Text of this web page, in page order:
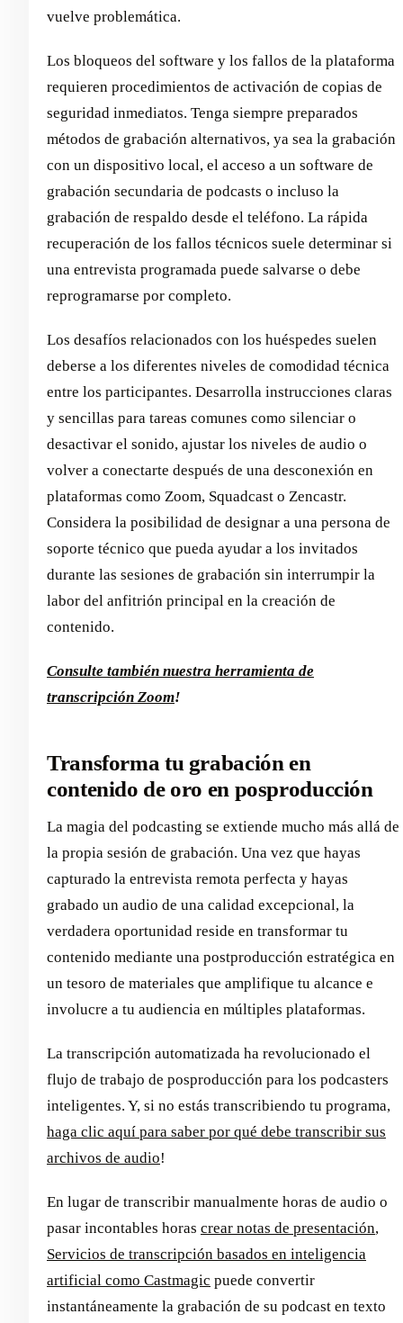
vuelve problemática.
Los bloqueos del software y los fallos de la plataforma
requieren procedimientos de activación de copias de
seguridad inmediatos. Tenga siempre preparados
métodos de grabación alternativos, ya sea la grabación
con un dispositivo local, el acceso a un software de
grabación secundaria de podcasts o incluso la
grabación de respaldo desde el teléfono. La rápida
recuperación de los fallos técnicos suele determinar si
una entrevista programada puede salvarse o debe
reprogramarse por completo.
Los desafíos relacionados con los huéspedes suelen
deberse a los diferentes niveles de comodidad técnica
entre los participantes. Desarrolla instrucciones claras
y sencillas para tareas comunes como silenciar o
desactivar el sonido, ajustar los niveles de audio o
volver a conectarte después de una desconexión en
plataformas como Zoom, Squadcast o Zencastr.
Considera la posibilidad de designar a una persona de
soporte técnico que pueda ayudar a los invitados
durante las sesiones de grabación sin interrumpir la
labor del anfitrión principal en la creación de
contenido.
Consulte también nuestra herramienta de
transcripción Zoom!
Transforma tu grabación en
contenido de oro en posproducción
La magia del podcasting se extiende mucho más allá de
la propia sesión de grabación. Una vez que hayas
capturado la entrevista remota perfecta y hayas
grabado un audio de una calidad excepcional, la
verdadera oportunidad reside en transformar tu
contenido mediante una postproducción estratégica en
un tesoro de materiales que amplifique tu alcance e
involucre a tu audiencia en múltiples plataformas.
La transcripción automatizada ha revolucionado el
flujo de trabajo de posproducción para los podcasters
inteligentes. Y, si no estás transcribiendo tu programa,
haga clic aquí para saber por qué debe transcribir sus
archivos de audio!
En lugar de transcribir manualmente horas de audio o
pasar incontables horas crear notas de presentación,
Servicios de transcripción basados en inteligencia
artificial como Castmagic puede convertir
instantáneamente la grabación de su podcast en texto